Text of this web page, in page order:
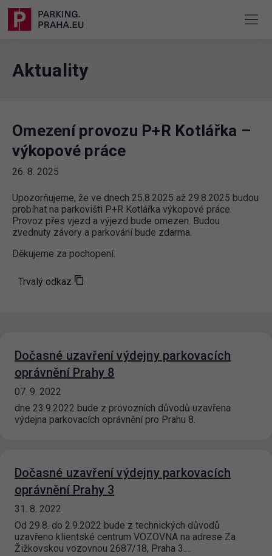
Aktuality
Omezení provozu P+R Kotlářka –
výkopové práce
26. 8. 2025
Upozorňujeme, že ve dnech 25.8.2025 až 29.8.2025 budou
probíhat na parkovišti P+R Kotlářka výkopové práce.
Provoz přes vjezd a výjezd bude omezen. Budou
zvednuty závory a parkování bude zdarma.
Děkujeme za pochopení.
Trvalý odkaz
Dočasné uzavření výdejny parkovacích
oprávnění Prahy 8
07. 9. 2022
dne 23.9.2022 bude z provozních důvodů uzavřena
výdejna parkovacích oprávnění pro Prahu 8.
Dočasné uzavření výdejny parkovacích
oprávnění Prahy 3
31. 8. 2022
Od 29.8. do 2.9.2022 bude z technických důvodů
uzavřeno klientské centrum VOZOVNA na adrese Za
Žižkovskou vozovnou 2687/18, Praha 3.…